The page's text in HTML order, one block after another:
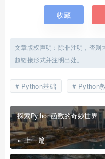
收藏
文章版权声明：除非注明，否则
超链接形式并注明出处。
Python基础 Python
探索Python函数的奇妙世界
« 上一篇